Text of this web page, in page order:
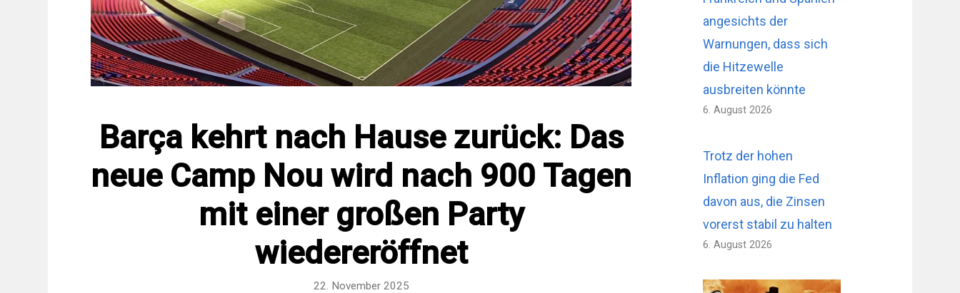
Barça kehrt nach Hause zurück: Das
neue Camp Nou wird nach 900 Tagen
mit einer großen Party
wiedereröffnet
22. November 2025
angesichts der
Warnungen, dass sich
die Hitzewelle
ausbreiten könnte
6. August 2026
Trotz der hohen
Inflation ging die Fed
davon aus, die Zinsen
vorerst stabil zu halten
6. August 2026